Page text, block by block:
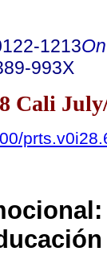
1213
993X
Cali